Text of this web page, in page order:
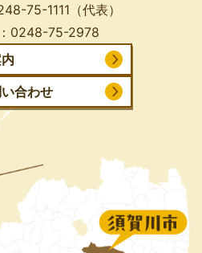
75-1111 （代表）
0248-75-2978
合わせ